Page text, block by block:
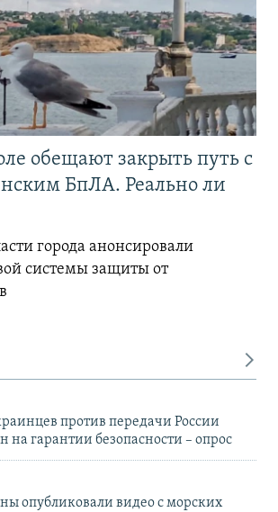
обещают закрыть путь с
БпЛА. Реально ли
города анонсировали
системы защиты от
против передачи России
на гарантии безопасности – опрос
опубликовали видео с морских